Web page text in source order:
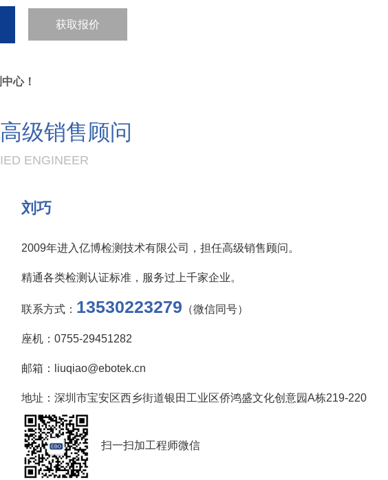
获取报价
心！
级销售顾问
ENGINEER
刘巧
2009年进入亿博检测技术有限公司，担任高级销售顾问。
精通各类检测认证标准，服务过上千家企业。
联系方式： 13530223279 （微信同号）
座机：0755-29451282
邮箱：liuqiao@ebotek.cn
地址：深圳市宝安区西乡街道银田工业区侨鸿盛文化创意园A栋219-220
扫一扫加工程师微信